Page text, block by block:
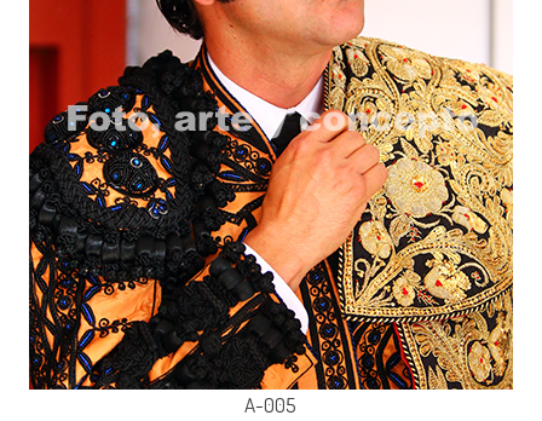
A-005